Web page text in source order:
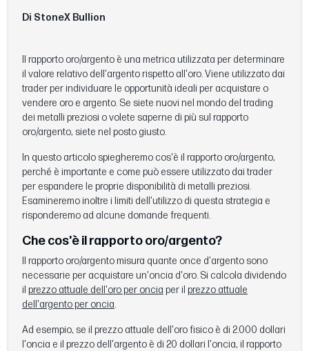
Di StoneX Bullion
Il rapporto oro/argento è una metrica utilizzata per determinare
il valore relativo dell'argento rispetto all'oro. Viene utilizzato dai
trader per individuare le opportunità ideali per acquistare o
vendere oro e argento. Se siete nuovi nel mondo del trading
dei metalli preziosi o volete saperne di più sul rapporto
oro/argento, siete nel posto giusto.
In questo articolo spiegheremo cos'è il rapporto oro/argento,
perché è importante e come può essere utilizzato dai trader
per espandere le proprie disponibilità di metalli preziosi.
Esamineremo inoltre i limiti dell'utilizzo di questa strategia e
risponderemo ad alcune domande frequenti.
Che cos'è il rapporto oro/argento?
Il rapporto oro/argento misura quante once d'argento sono
necessarie per acquistare un'oncia d'oro. Si calcola dividendo
il prezzo attuale dell'oro per oncia per il prezzo attuale
dell'argento per oncia.
Ad esempio, se il prezzo attuale dell'oro fisico è di 2.000 dollari
l'oncia e il prezzo dell'argento è di 20 dollari l'oncia, il rapporto